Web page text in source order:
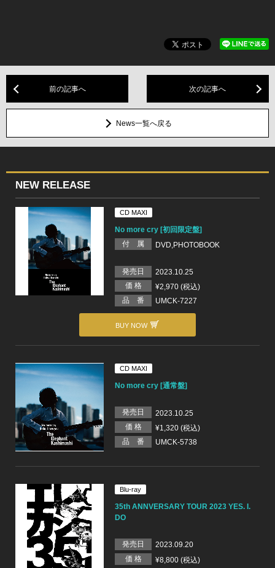
前の記事へ 次の記事へ
News一覧へ戻る
NEW RELEASE
CD MAXI
No more cry [初回限定盤]
付 属
DVD,PHOTOBOOK
発売日
2023.10.25
価 格
¥2,970 (税込)
品 番
UMCK-7227
BUY NOW
CD MAXI
No more cry [通常盤]
発売日
2023.10.25
価 格
¥1,320 (税込)
品 番
UMCK-5738
Blu-ray
35th ANNVERSARY TOUR 2023 YES. I.
DO
発売日
2023.09.20
価 格
¥8,800 (税込)